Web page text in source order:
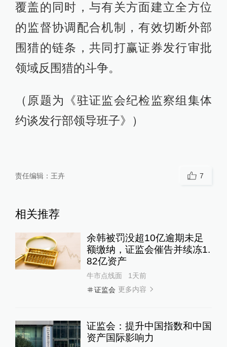
覆盖的同时，与有关方面建立全方位
的监督协调配合机制，有效切断外部
围猎的链条，共同打赢证券发行审批
领域反围猎的斗争。
（原题为《驻证监会纪检监察组集体
约谈发行部领导班子》）
责任编辑： 王卉 7
相关推荐
余韩被罚没超10亿逾期未足
额缴纳，证监会催告并续冻1.
82亿资产
牛市点线面
1天前
证监会 更多内容
证监会：提升中国指数和中国
资产国际影响力